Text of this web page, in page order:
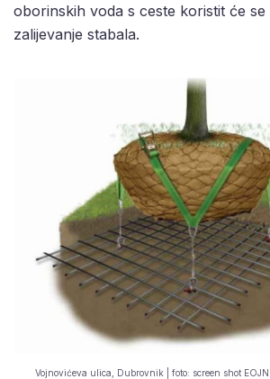
oborinskih voda s ceste koristit će se
zalijevanje stabala.
Vojnovićeva ulica, Dubrovnik | foto: screen shot